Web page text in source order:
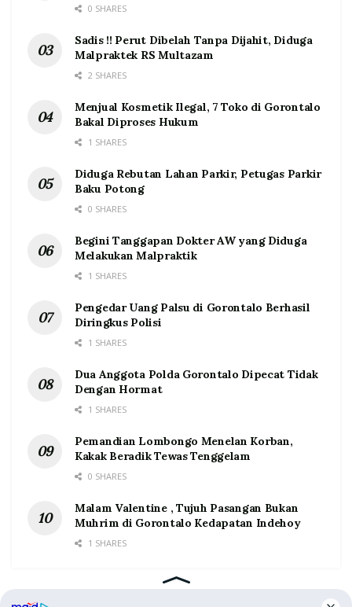
0 SHARES
Sadis !! Perut Dibelah Tanpa Dijahit, Diduga
Malpraktek RS Multazam
2 SHARES
Menjual Kosmetik Ilegal, 7 Toko di Gorontalo
Bakal Diproses Hukum
1 SHARES
Diduga Rebutan Lahan Parkir, Petugas Parkir
Baku Potong
0 SHARES
Begini Tanggapan Dokter AW yang Diduga
Melakukan Malpraktik
1 SHARES
Pengedar Uang Palsu di Gorontalo Berhasil
Diringkus Polisi
1 SHARES
Dua Anggota Polda Gorontalo Dipecat Tidak
Dengan Hormat
1 SHARES
Pemandian Lombongo Menelan Korban,
Kakak Beradik Tewas Tenggelam
0 SHARES
Malam Valentine , Tujuh Pasangan Bukan
Muhrim di Gorontalo Kedapatan Indehoy
1 SHARES